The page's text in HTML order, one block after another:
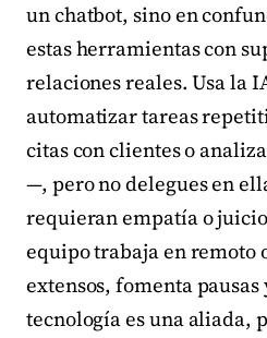
un chatbot, sino en
estas herramientas con
relaciones reales. Usa la
automatizar tareas
citas con clientes o
—, pero no delegues en
requieran empatía o
equipo trabaja en remoto
extensos, fomenta
tecnología es una aliada,